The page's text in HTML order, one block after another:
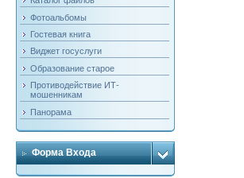
Фотоальбомы
Гостевая книга
Виджет госуслуги
Образование старое
Противодействие ИТ-
мошенникам
Панорама
Форма Входа